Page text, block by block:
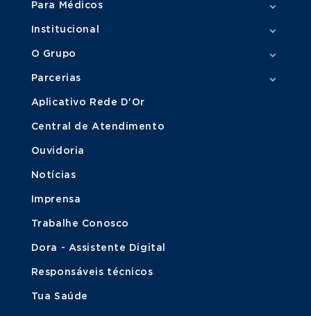
Para Médicos
Institucional
O Grupo
Parcerias
Aplicativo Rede D'Or
Central de Atendimento
Ouvidoria
Notícias
Imprensa
Trabalhe Conosco
Dora - Assistente Digital
Responsáveis técnicos
Tua Saúde